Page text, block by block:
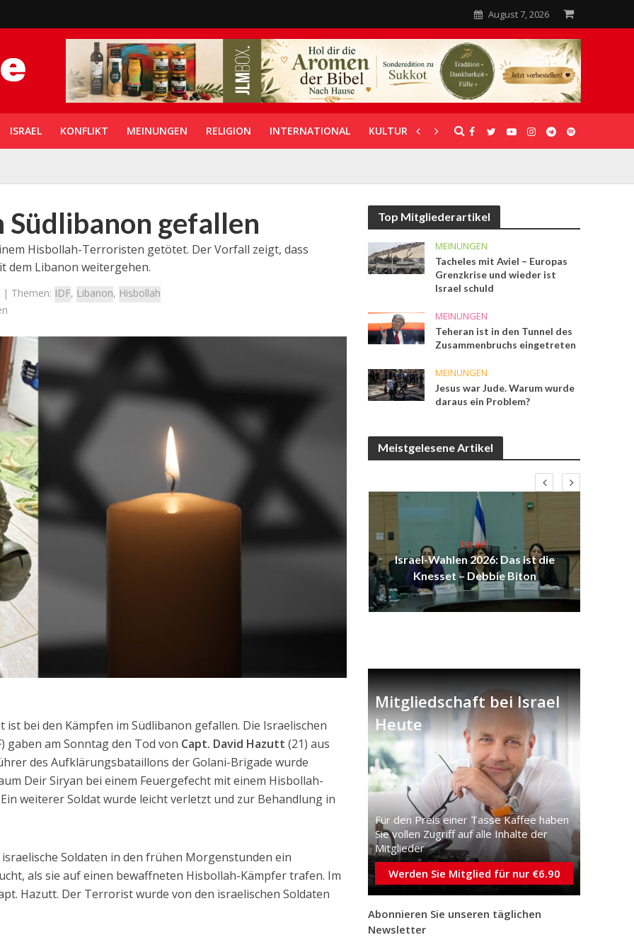
August 7, 2026
ISRAEL KONFLIKT MEINUNGEN RELIGION INTERNATIONAL KULTUR UNTERSTÜTZUNG
gefallen
Hisbollah-Terroristen getötet. Der Vorfall zeigt, dass
dem Libanon weitergehen.
| Themen: IDF, Libanon, Hisbollah
ist bei den Kämpfen im Südlibanon gefallen. Die Israelischen
am Sonntag den Tod von Capt. David Hazutt (21) aus
des Aufklärungsbataillons der Golani-Brigade wurde
Deir Siryan bei einem Feuergefecht mit einem Hisbollah-
weiterer Soldat wurde leicht verletzt und zur Behandlung in
Soldaten in den frühen Morgenstunden ein
als sie auf einen bewaffneten Hisbollah-Kämpfer trafen. Im
Hazutt. Der Terrorist wurde von den israelischen Soldaten
Top Mitgliederartikel
MEINUNGEN
Tacheles mit Aviel – Europas
Grenzkrise und wieder ist
Israel schuld
MEINUNGEN
Teheran ist in den Tunnel des
Zusammenbruchs eingetreten
MEINUNGEN
Jesus war Jude. Warum wurde
daraus ein Problem?
Meistgelesene Artikel
Israel
2026: Das ist
– Vladimir Beliak
Israel
Israel-Wahlen 2026: Das ist die
Knesset – Debbie Biton
Mitgliedschaft bei Israel
Heute
Für den Preis einer Tasse Kaffee haben
Sie vollen Zugriff auf alle Inhalte der
Mitglieder
Werden Sie Mitglied für nur €6.90
Abonnieren Sie unseren täglichen
Newsletter